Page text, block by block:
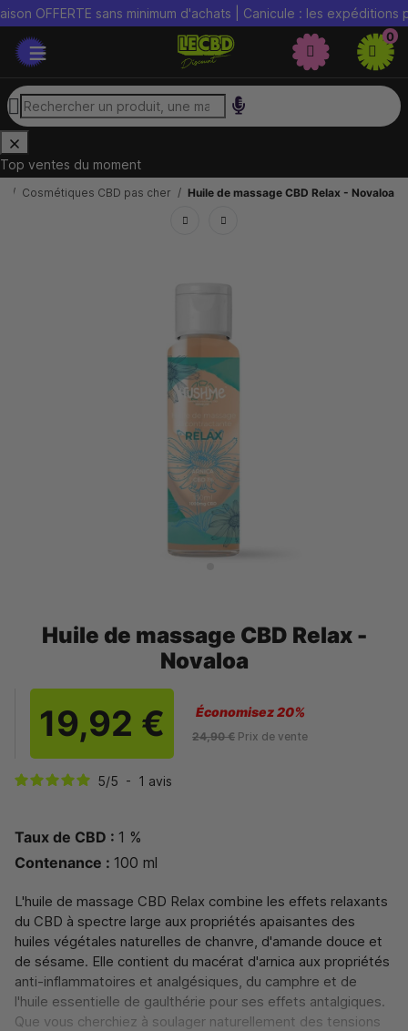
OFFERTE sans minimum d'achats | Canicule : les expéditions
0
Top ventes du moment
Cosmétiques CBD pas cher Huile de massage CBD Relax - Novaloa
Huile de massage CBD Relax -
Novaloa
19,92 € Économisez 20%
24,90 € Prix de vente
5/5 - 1 avis
Taux de CBD : 1 %
Contenance : 100 ml
L'huile de massage CBD Relax combine les effets relaxants
du CBD à spectre large aux propriétés apaisantes des
huiles végétales naturelles de chanvre, d'amande douce et
de sésame. Elle contient du macérat d'arnica aux propriétés
anti-inflammatoires et analgésiques, du camphre et de
l'huile essentielle de gaulthérie pour ses effets antalgiques.
Que vous cherchiez à soulager naturellement des tensions